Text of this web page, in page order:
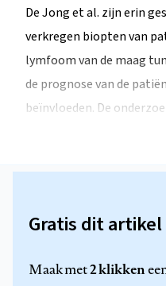
De Jong et al. zijn erin
verkregen biopten van
lymfoom van de maag
de prognose van de
beïnvloeden. De
Gratis dit artikel
Maak met2 klikken